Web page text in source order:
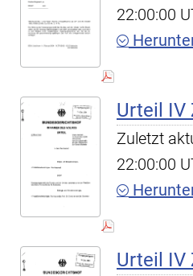
22:00:00
Urteil IV
Zuletzt
22:00:00
Urteil IV